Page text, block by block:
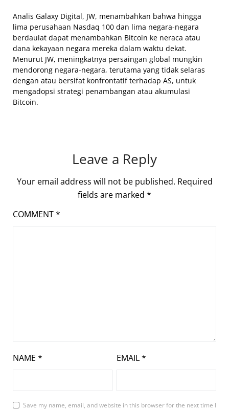
Analis Galaxy Digital, JW, menambahkan bahwa hingga
lima perusahaan Nasdaq 100 dan lima negara-negara
berdaulat dapat menambahkan Bitcoin ke neraca atau
dana kekayaan negara mereka dalam waktu dekat.
Menurut JW, meningkatnya persaingan global mungkin
mendorong negara-negara, terutama yang tidak selaras
dengan atau bersifat konfrontatif terhadap AS, untuk
mengadopsi strategi penambangan atau akumulasi
Bitcoin.
Leave a Reply
Your email address will not be published. Required
fields are marked *
COMMENT*
NAME * EMAIL*
Save my name, email, and website in this browser for the next time I